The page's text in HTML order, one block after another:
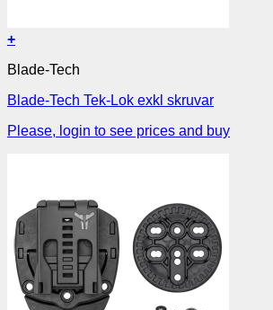
+
Blade-Tech
Blade-Tech Tek-Lok exkl skruvar
Please, login to see prices and buy